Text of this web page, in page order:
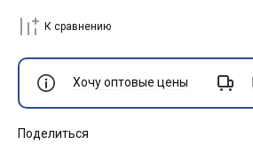
К сравнению
Хочу оптовые цены
Поделиться